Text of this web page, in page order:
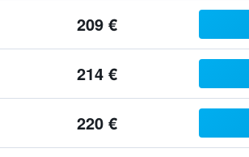
209 €
214 €
220 €